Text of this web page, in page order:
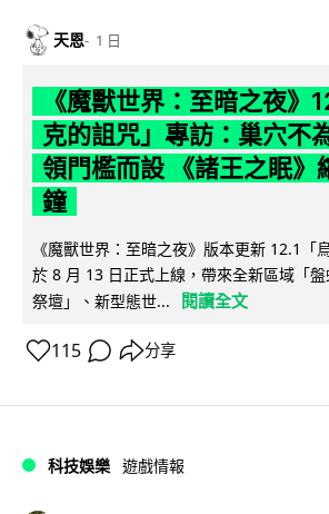
天恩 1 日
《魔獸世界：至暗之夜》
克的詛咒」專訪：巢穴不
領門檻而設 《諸王之眠》
鐘
《魔獸世界：至暗之夜》版本更新 12.1「
於 8 月 13 日正式上線，帶來全新區域「
祭壇」、新型態世...
閱讀全文
115 分享
科技娛樂 遊戲情報